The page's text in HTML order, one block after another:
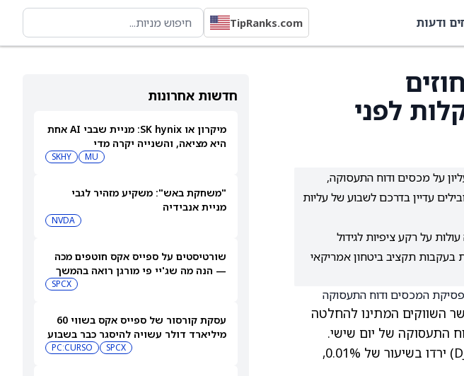
ודעות TipRanks.com
חדשות אחרונות
מיקרון או SK hynix: מניית שבבי AI אחת
היא מציאה, והשנייה יקרה מדי
MU
SKHY
"משחקת באש": משקיע מזהיר לגבי
מניית אנבידיה
NVDA
שורטיסטים על ספייס אקס חוטפים מכה
— הנה מה שג'יי פי מורגן רואה בהמשך
SPCX
עסקת קורסור של ספייס אקס בשווי 60
מיליארד דולר עשויה להיסגר כבר בשבוע
SPCX
PC:CURSO
9/1/26 – החוזים
לפני
על מכסים ודוח התעסוקה,
עדיין בדרכם לשבוע של עליות
על רקע ציפיות לגידול
בעקבות תקציב ביטחון אמריקאי
השווקים המתינו להחלטה
התעסוקה של יום שישי.
החוזים על נאסד"ק 100 (NDX), על S&P 500 (SPX) ועל דאו ג'ונס התעשייתי (DJIA) ירדו בשיעור של 0.01%,